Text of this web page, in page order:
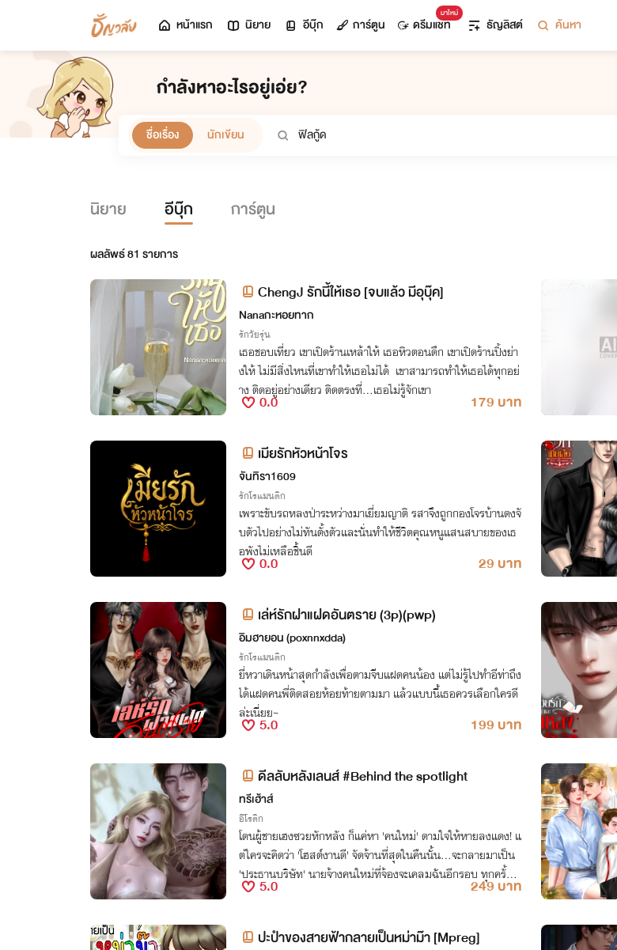
หน้าแรก นิยาย อีบุ๊ก การ์ตูน
มาใหม่
ดรีมแชท ธัญลิสต์ ค้นหา
กำลังหาอะไรอยู่เอ่ย?
ชื่อเรื่อง นักเขียน
นิยาย อีบุ๊ก การ์ตูน
ผลลัพธ์81 รายการ
ChengJ รักนี้ให้เธอ [จบแล้ว มีอุบุ๊ค]
Nanaกะหอยทาก
รักวัยรุ่น
เธอชอบเที่ยว เขาเปิดร้านเหล้าให้ เธอหิวตอนดึก เขาเปิดร้านปิ้งย่า
งให้ ไม่มีสิ่งไหนที่เขาทำให้เธอไม่ได้ เขาสามารถทำให้เธอได้ทุกอย่
าง ติดอยู่อย่างเดียว ติดตรงที่...เธอไม่รู้จักเขา
0.0 179 บาท
เมียรักหัวหน้าโจร
จันทิรา1609
รักโรแมนติก
เพราะขับรถหลงป่าระหว่างมาเยี่ยมญาติ รสาจึงถูกกองโจรบ้านดงจั
บตัวไปอย่างไม่ทันตั้งตัวและนั่นทำให้ชีวิตคุณหนูแสนสบายของเธ
อพังไม่เหลือชิ้นดี
0.0 29 บาท
เล่ห์รักฝาแฝดอันตราย (3p)(pwp)
อิมฮายอน (poxnnxdda)
รักโรแมนติก
ยี่หวาเดินหน้าสุดกำลังเพื่อตามจีบแฝดคนน้อง แต่ไม่รู้ไปทำอีท่าถึง
ได้แฝดคนพี่ติดสอยห้อยท้ายตามมา แล้วแบบนี้เธอควรเลือกใครดี
ล่ะเนี่ยย~
5.0 199 บาท
ดีลลับหลังเลนส์ #Behind the spotlight
ทรีเฮ้าส์
อีโรติก
โดนผู้ชายเฮงซวยหักหลัง ก็แค่หา 'คนใหม่' ดามใจให้หายลงแดง! แ
ต่ใครจะคิดว่า 'โฮสต์งานดี' จัดจ้านที่สุดในคืนนั้น...จะกลายมาเป็น
'ประธานบริษัท' นายจ้างคนใหม่ที่จ้องจะเคลมฉันอีกรอบ ทุกครั้งที่
มีโอกาส!
5.0 249 บาท
ปะปําของสายฟ้ากลายเป็นหม่าม๊า [Mpreg]